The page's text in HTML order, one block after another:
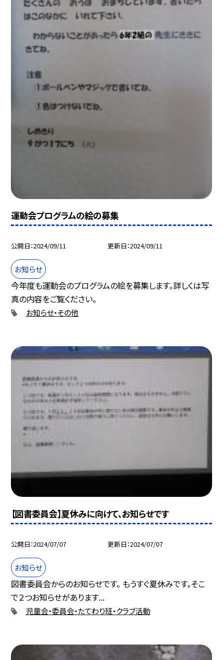
運動会プログラムの絵の募集
公開日 2024/09/11 更新日 2024/09/11
お知らせ
今年度も運動会のプログラムの絵を募集します。詳しくは写
真の内容をご覧ください。
お知らせ・その他
【図書委員会】夏休みに向けて、お知らせです
公開日 2024/07/07 更新日 2024/07/07
お知らせ
図書委員会からのお知らせです。 もうすぐ夏休みです。そこ
で２つお知らせがあります...
児童会・委員会・たてわり班・クラブ活動